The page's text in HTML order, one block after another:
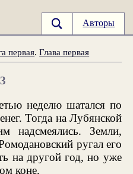
Авторы
первая.Глава первая
неделю шатался по
Тогда на Лубянской
надсмеялись. Земли,
ругал его
на другой год, но уже
коне.